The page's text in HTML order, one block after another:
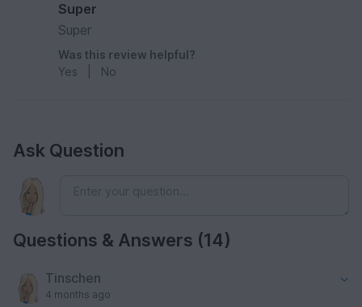
Super
Super
Was this review helpful?
Yes
No
Ask Question
Questions & Answers (14)
Tinschen
4 months ago